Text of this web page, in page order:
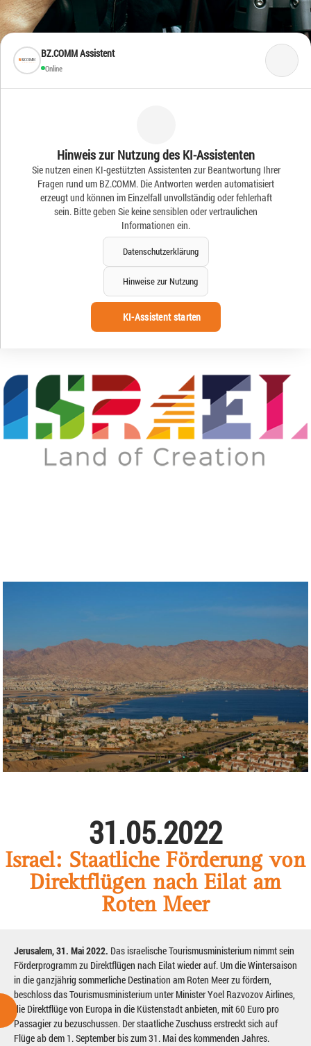
BZ.COMM Assistent
Online
Hinweis zur Nutzung des KI-Assistenten
Sie nutzen einen KI-gestützten Assistenten zur Beantwortung Ihrer
Fragen rund um BZ.COMM. Die Antworten werden automatisiert
erzeugt und können im Einzelfall unvollständig oder fehlerhaft
sein. Bitte geben Sie keine sensiblen oder vertraulichen
Informationen ein.
Datenschutzerklärung
Hinweise zur Nutzung
KI-Assistent starten
Frische Ideen – Frische
News
31.05.2022
Israel: Staatliche Förderung von
Direktflügen nach Eilat am
Roten Meer
Jerusalem, 31. Mai 2022. Das israelische Tourismusministerium nimmt sein
Förderprogramm zu Direktflügen nach Eilat wieder auf. Um die Wintersaison
in die ganzjährig sommerliche Destination am Roten Meer zu fördern,
beschloss das Tourismusministerium unter Minister Yoel Razvozov Airlines,
die Direktflüge von Europa in die Küstenstadt anbieten, mit 60 Euro pro
Passagier zu bezuschussen. Der staatliche Zuschuss erstreckt sich auf
Flüge ab dem 1. September bis zum 31. Mai des kommenden Jahres.